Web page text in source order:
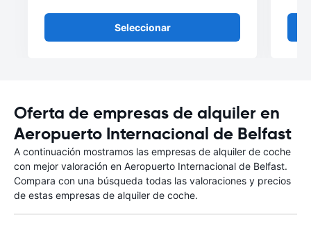
Seleccionar
Oferta de empresas de alquiler en
Aeropuerto Internacional de Belfast
A continuación mostramos las empresas de alquiler de coche
con mejor valoración en Aeropuerto Internacional de Belfast.
Compara con una búsqueda todas las valoraciones y precios
de estas empresas de alquiler de coche.